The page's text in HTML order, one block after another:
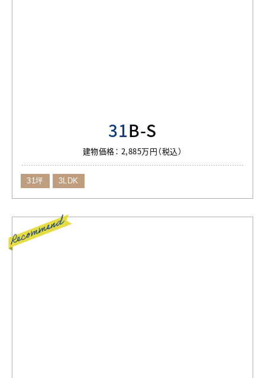
31B-S
建物価格： 2,885万円（税込）
31坪 3LDK